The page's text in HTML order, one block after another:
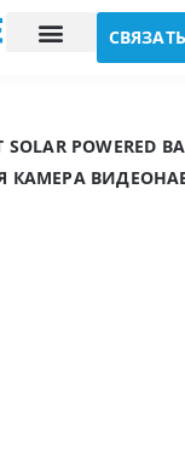
SOLAR POWERED
КАМЕРА